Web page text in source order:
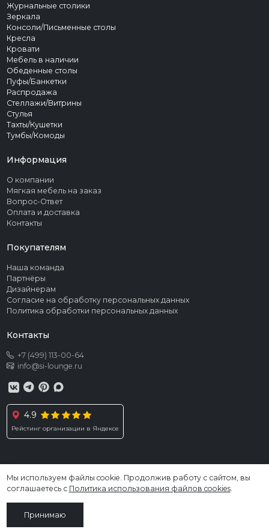
Мы используем файлы cookie. Продолжив работу с сайтом, вы
соглашаетесь с Политика использования файлов cookies.
Принимаю
Журнальные столики
Зеркала
Консоли/Письменные столы
Кресла
Кровати
Мебель в наличии
Обеденные столы
Пуфы/Банкетки
Распродажа
Стеллажи/Витрины
Стулья
Тахты/Кушетки
Тумбы/Комоды
Информация
О компании
Мягкая мебель на заказ
Вопрос-Ответ
Оплата и доставка
Контакты
Покупателям
Наша команда
Партнёры
Дизайнерам
Согласие на обработку персональных данных
Политика обработки персональных данных
Контакты
+7 (499) 113-00-64
info@si-lounge.ru
4.9
Рейстинг организации в Яндексе
© 2026 SI LOUNGE. Все права защищены